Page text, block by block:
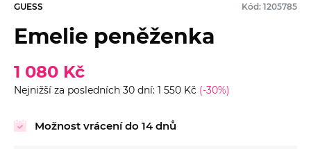
GUESS Kód: 1205785
Emelie peněženka
1 080 Kč
Nejnižší za posledních 30 dní: 1 550 Kč (-30%)
Možnost vrácení do 14 dnů